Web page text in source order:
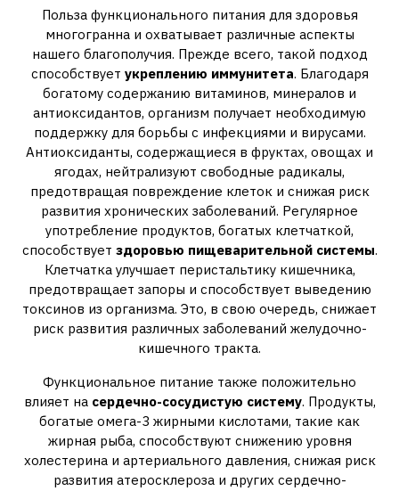
Польза функционального питания для здоровья
многогранна и охватывает различные аспекты
нашего благополучия. Прежде всего, такой подход
способствует укреплению иммунитета. Благодаря
богатому содержанию витаминов, минералов и
антиоксидантов, организм получает необходимую
поддержку для борьбы с инфекциями и вирусами.
Антиоксиданты, содержащиеся в фруктах, овощах и
ягодах, нейтрализуют свободные радикалы,
предотвращая повреждение клеток и снижая риск
развития хронических заболеваний. Регулярное
употребление продуктов, богатых клетчаткой,
способствует здоровью пищеварительной системы.
Клетчатка улучшает перистальтику кишечника,
предотвращает запоры и способствует выведению
токсинов из организма. Это, в свою очередь, снижает
риск развития различных заболеваний желудочно-
кишечного тракта.
Функциональное питание также положительно
влияет на сердечно-сосудистую систему. Продукты,
богатые омега-3 жирными кислотами, такие как
жирная рыба, способствуют снижению уровня
холестерина и артериального давления, снижая риск
развития атеросклероза и других сердечно-